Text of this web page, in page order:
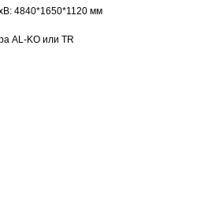
4840*1650*1120 мм
AL-KO или TR